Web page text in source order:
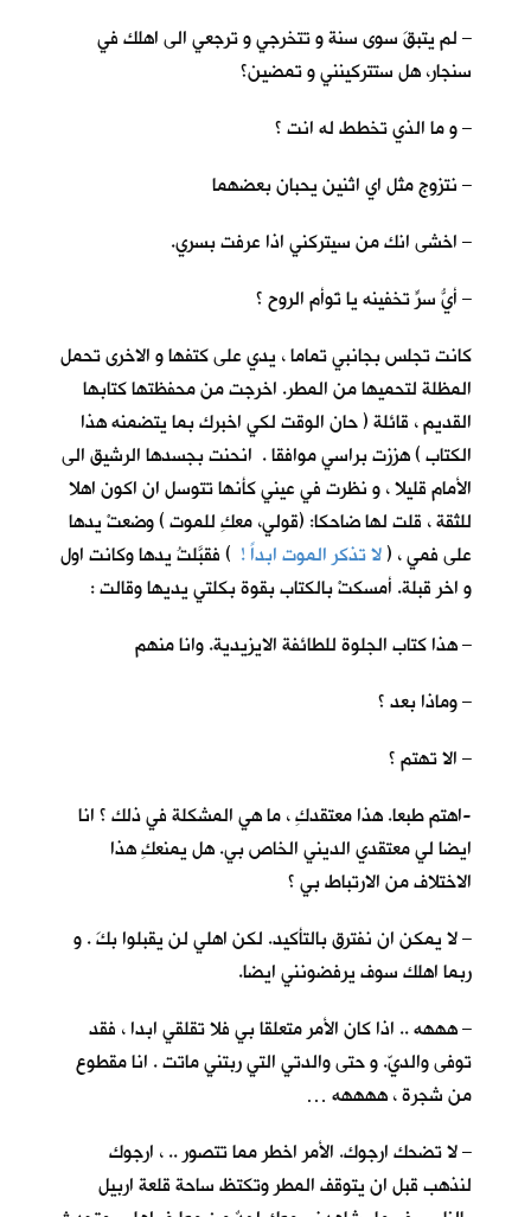
– لم يتبقَ سوى سنة و تتخرجي و ترجعي الى اهلك في
سنجار، هل ستتركينني و تمضين؟
– و ما الذي تخطط له انت ؟
– نتزوج مثل اي اثنين يحبان بعضهما
– اخشى انك من سيتركني اذا عرفت بسري.
– أيُّ سرٍّ تخفينه يا تَوأم الروح ؟
كانت تجلس بجانبي تماما ، يدي على كتفها و الاخرى تحمل
المظلة لتحميها من المطر. اخرجت من محفظتها كتابها
القديم ، قائلة ( حان الوقت لكي اخبرك بما يتضمنه هذا
الكتاب ) هززت براسي موافقا . انحنت بجسدها الرشيق الى
الأمام قليلا ، و نظرت في عيني كأنها تتوسل ان اكون اهلا
للثقة ، قلت لها ضاحكا: (قولي، معكِ للموت ) وضعتْ يدها
على فمي ، (لا تذكر الموت ابداً ! ) فقبَّلتُ يدها وكانت اول
و اخر قبلة. أمسكتْ بالكتاب بقوة بكلتي يديها وقالت :
– هذا كتاب الجلوة للطائفة الايزيدية. وانا منهم
– وماذا بعد ؟
– الا تهتم ؟
-اهتم طبعا. هذا معتقدكِ ، ما هي المشكلة في ذلك ؟ انا
ايضا لي معتقدي الديني الخاص بي. هل يمنعكِ هذا
الاختلاف من الارتباط بي ؟
– لا يمكن ان نفترق بالتأكيد. لكن اهلي لن يقبلوا بكَ . و
ربما اهلك سوف يرفضونني ايضا.
– هههه .. اذا كان الأمر متعلقا بي فلا تقلقي ابدا ، فقد
توفى والديّ. و حتى والدتي التي ربتني ماتت . انا مقطوع
من شجرة ، ههههه …
– لا تضحك ارجوك. الأمر اخطر مما تتصور .. ، ارجوك
لنذهب قبل ان يتوقف المطر وتكتظ ساحة قلعة اربيل